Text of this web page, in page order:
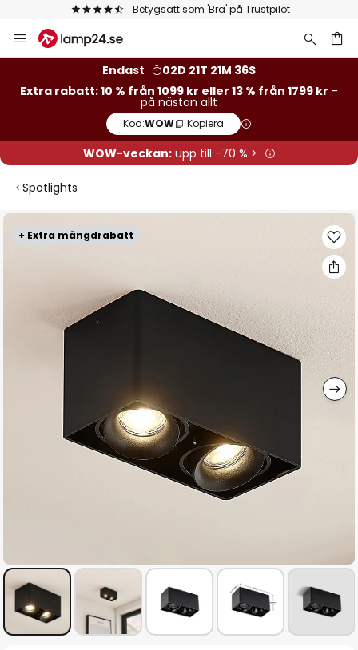
Betygsatt som 'Bra' på Trustpilot
Hoppa
till
Endast
02D 21T 21M 36S
Extra rabatt: 10 % från 1099 kr eller 13 % från 1799 kr -
på nästan allt
Kod:WOW Kopiera
WOW-veckan:upp till -70 % >
Spotlights
+ Extra mängdrabatt
Hoppa